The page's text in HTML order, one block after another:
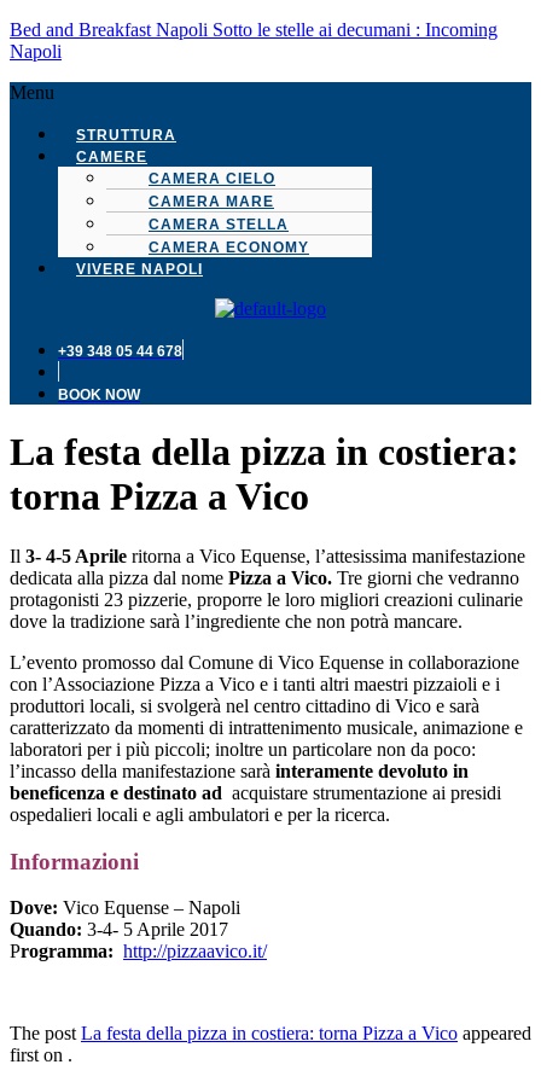
Bed and Breakfast Napoli Sotto le stelle ai decumani : Incoming
Napoli
Menu
STRUTTURA
CAMERE
CAMERA CIELO
CAMERA MARE
CAMERA STELLA
CAMERA ECONOMY
VIVERE NAPOLI
+39 348 05 44 678
BOOK NOW
La festa della pizza in costiera:
torna Pizza a Vico
Il 3- 4-5 Aprile ritorna a Vico Equense, l’attesissima manifestazione
dedicata alla pizza dal nome Pizza a Vico. Tre giorni che vedranno
protagonisti 23 pizzerie, proporre le loro migliori creazioni culinarie
dove la tradizione sarà l’ingrediente che non potrà mancare.
L’evento promosso dal Comune di Vico Equense in collaborazione
con l’Associazione Pizza a Vico e i tanti altri maestri pizzaioli e i
produttori locali, si svolgerà nel centro cittadino di Vico e sarà
caratterizzato da momenti di intrattenimento musicale, animazione e
laboratori per i più piccoli; inoltre un particolare non da poco:
l’incasso della manifestazione sarà interamente devoluto in
beneficenza e destinato ad acquistare strumentazione ai presidi
ospedalieri locali e agli ambulatori e per la ricerca.
Informazioni
Dove: Vico Equense – Napoli
Quando: 3-4- 5 Aprile 2017
Programma: http://pizzaavico.it/
The post La festa della pizza in costiera: torna Pizza a Vico appeared
first on .